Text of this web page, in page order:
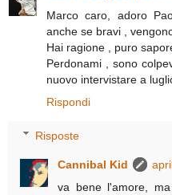
Marco caro, adoro
anche se bravi ,
Hai ragione , puro
Perdonami , sono
nuovo intervistare a
Rispondi
Risposte
Cannibal Kid
va bene l'amore,